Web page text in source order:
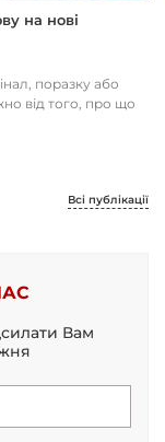
на нові
поразку або
від того, про що
Всі публікації
Вам